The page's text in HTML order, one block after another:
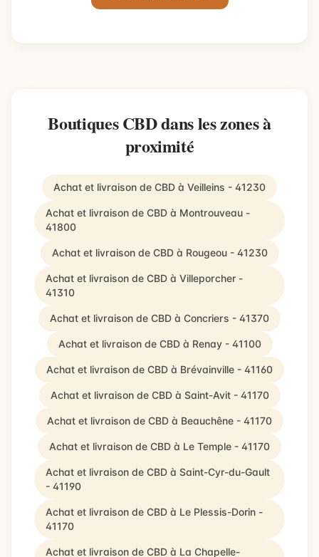
Boutiques CBD dans les zones à
proximité
Achat et livraison de CBD à Veilleins - 41230
Achat et livraison de CBD à Montrouveau -
41800
Achat et livraison de CBD à Rougeou - 41230
Achat et livraison de CBD à Villeporcher -
41310
Achat et livraison de CBD à Concriers - 41370
Achat et livraison de CBD à Renay - 41100
Achat et livraison de CBD à Brévainville - 41160
Achat et livraison de CBD à Saint-Avit - 41170
Achat et livraison de CBD à Beauchêne - 41170
Achat et livraison de CBD à Le Temple - 41170
Achat et livraison de CBD à Saint-Cyr-du-Gault
- 41190
Achat et livraison de CBD à Le Plessis-Dorin -
41170
Achat et livraison de CBD à La Chapelle-